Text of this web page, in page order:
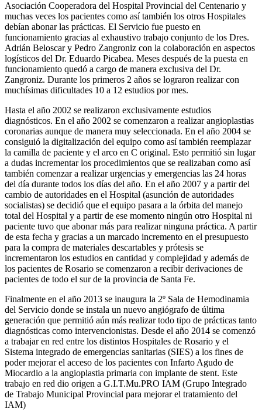
Asociación Cooperadora del Hospital Provincial del Centenario y
muchas veces los pacientes como así también los otros Hospitales
debían abonar las prácticas. El Servicio fue puesto en
funcionamiento gracias al exhaustivo trabajo conjunto de los Dres.
Adrián Beloscar y Pedro Zangroniz con la colaboración en aspectos
logísticos del Dr. Eduardo Picabea. Meses después de la puesta en
funcionamiento quedó a cargo de manera exclusiva del Dr.
Zangroniz. Durante los primeros 2 años se lograron realizar con
muchísimas dificultades 10 a 12 estudios por mes.
Hasta el año 2002 se realizaron exclusivamente estudios
diagnósticos. En el año 2002 se comenzaron a realizar angioplastias
coronarias aunque de manera muy seleccionada. En el año 2004 se
consiguió la digitalización del equipo como así también reemplazar
la camilla de paciente y el arco en C original. Esto permitió sin lugar
a dudas incrementar los procedimientos que se realizaban como así
también comenzar a realizar urgencias y emergencias las 24 horas
del día durante todos los días del año. En el año 2007 y a partir del
cambio de autoridades en el Hospital (asunción de autoridades
socialistas) se decidió que el equipo pasara a la órbita del manejo
total del Hospital y a partir de ese momento ningún otro Hospital ni
paciente tuvo que abonar más para realizar ninguna práctica. A partir
de esta fecha y gracias a un marcado incremento en el presupuesto
para la compra de materiales descartables y prótesis se
incrementaron los estudios en cantidad y complejidad y además de
los pacientes de Rosario se comenzaron a recibir derivaciones de
pacientes de todo el sur de la provincia de Santa Fe.
Finalmente en el año 2013 se inaugura la 2º Sala de Hemodinamia
del Servicio donde se instala un nuevo angiógrafo de última
generación que permitió aún más realizar todo tipo de prácticas tanto
diagnósticas como intervencionistas. Desde el año 2014 se comenzó
a trabajar en red entre los distintos Hospitales de Rosario y el
Sistema integrado de emergencias sanitarias (SIES) a los fines de
poder mejorar el acceso de los pacientes con Infarto Agudo de
Miocardio a la angioplastia primaria con implante de stent. Este
trabajo en red dio origen a G.I.T.Mu.PRO IAM (Grupo Integrado
de Trabajo Municipal Provincial para mejorar el tratamiento del
IAM)